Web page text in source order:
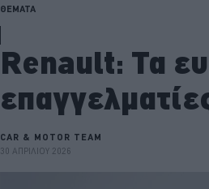
ΘΕΜΑΤΑ
Renault: Τα
CAR & MOTOR TEAM
30 ΑΠΡΙΛΙΟΥ 2026